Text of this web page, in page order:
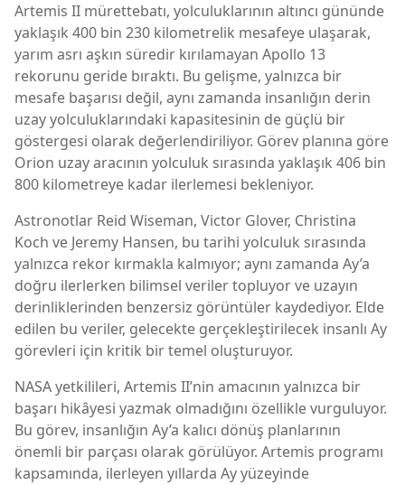
Artemis II mürettebatı, yolculuklarının altıncı gününde
yaklaşık 400 bin 230 kilometrelik mesafeye ulaşarak,
yarım asrı aşkın süredir kırılamayan Apollo 13
rekorunu geride bıraktı. Bu gelişme, yalnızca bir
mesafe başarısı değil, aynı zamanda insanlığın derin
uzay yolculuklarındaki kapasitesinin de güçlü bir
göstergesi olarak değerlendiriliyor. Görev planına göre
Orion uzay aracının yolculuk sırasında yaklaşık 406 bin
800 kilometreye kadar ilerlemesi bekleniyor.
Astronotlar Reid Wiseman, Victor Glover, Christina
Koch ve Jeremy Hansen, bu tarihi yolculuk sırasında
yalnızca rekor kırmakla kalmıyor; aynı zamanda Ay’a
doğru ilerlerken bilimsel veriler topluyor ve uzayın
derinliklerinden benzersiz görüntüler kaydediyor. Elde
edilen bu veriler, gelecekte gerçekleştirilecek insanlı Ay
görevleri için kritik bir temel oluşturuyor.
NASA yetkilileri, Artemis II’nin amacının yalnızca bir
başarı hikâyesi yazmak olmadığını özellikle vurguluyor.
Bu görev, insanlığın Ay’a kalıcı dönüş planlarının
önemli bir parçası olarak görülüyor. Artemis programı
kapsamında, ilerleyen yıllarda Ay yüzeyinde